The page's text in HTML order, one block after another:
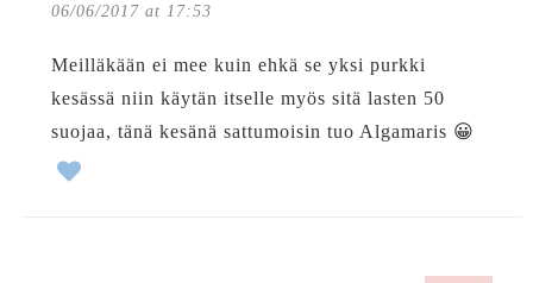
06/06/2017 at 17:53
Meilläkään ei mee kuin ehkä se yksi purkki
kesässä niin käytän itselle myös sitä lasten 50
suojaa, tänä kesänä sattumoisin tuo Algamaris 😀